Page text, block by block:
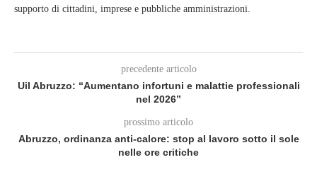
supporto di cittadini, imprese e pubbliche amministrazioni.
precedente articolo
Uil Abruzzo: “Aumentano infortuni e malattie professionali
nel 2026”
prossimo articolo
Abruzzo, ordinanza anti-calore: stop al lavoro sotto il sole
nelle ore critiche